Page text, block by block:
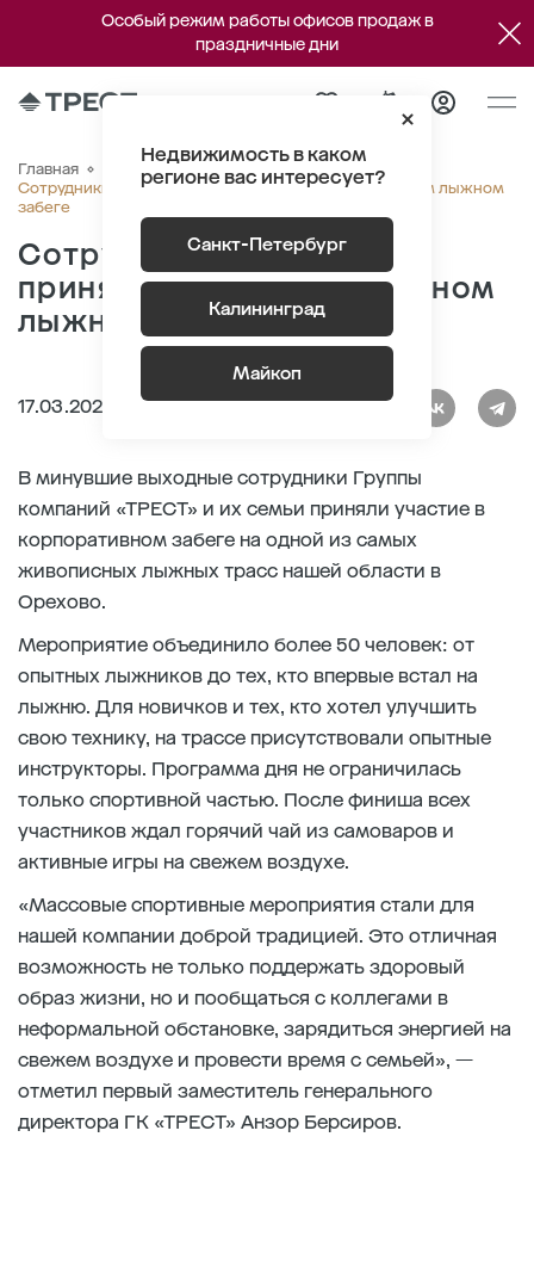
Особый режим работы офисов продаж в
праздничные дни
Недвижимость в каком
регионе вас интересует?
Санкт-Петербург
Калининград
Майкоп
Главная О компании
Сотрудники ГК «ТРЕСТ» приняли участие в семейном лыжном
забеге
Сотрудники ГК «ТРЕСТ»
приняли участие в семейном
лыжном забеге
17.03.2026
В минувшие выходные сотрудники Группы
компаний «ТРЕСТ» и их семьи приняли участие в
корпоративном забеге на одной из самых
живописных лыжных трасс нашей области в
Орехово.
Мероприятие объединило более 50 человек: от
опытных лыжников до тех, кто впервые встал на
лыжню. Для новичков и тех, кто хотел улучшить
свою технику, на трассе присутствовали опытные
инструкторы. Программа дня не ограничилась
только спортивной частью. После финиша всех
участников ждал горячий чай из самоваров и
активные игры на свежем воздухе.
«Массовые спортивные мероприятия стали для
нашей компании доброй традицией. Это отличная
возможность не только поддержать здоровый
образ жизни, но и пообщаться с коллегами в
неформальной обстановке, зарядиться энергией на
свежем воздухе и провести время с семьей», —
отметил первый заместитель генерального
директора ГК «ТРЕСТ» Анзор Берсиров.